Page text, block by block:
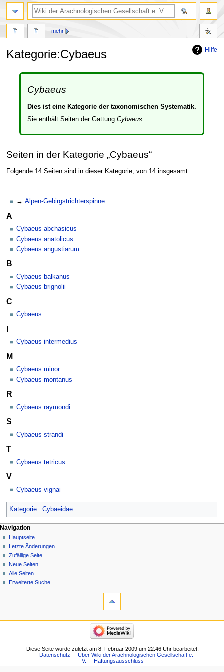
Hilfe
Kategorie:Cybaeus
springen
springenCybaeus
Dies ist eine Kategorie der taxonomischen Systematik.
Sie enthält Seiten der Gattung Cybaeus.
Seiten in der Kategorie „Cybaeus“
Folgende 14 Seiten sind in dieser Kategorie, von 14 insgesamt.
Alpen-Gebirgstrichterspinne
A
Cybaeus abchasicus
Cybaeus anatolicus
Cybaeus angustiarum
B
Cybaeus balkanus
Cybaeus brignolii
C
Cybaeus
I
Cybaeus intermedius
M
Cybaeus minor
Cybaeus montanus
R
Cybaeus raymondi
S
Cybaeus strandi
T
Cybaeus tetricus
V
Cybaeus vignai
Kategorie: Cybaeidae
mehr
Navigation
Hauptseite
Letzte Änderungen
Zufällige Seite
Neue Seiten
Alle Seiten
Erweiterte Suche
Diese Seite wurde zuletzt am 8. Februar 2009 um 22:46 Uhr bearbeitet.
Datenschutz
Über Wiki der Arachnologischen Gesellschaft e.
V.
Haftungsausschluss